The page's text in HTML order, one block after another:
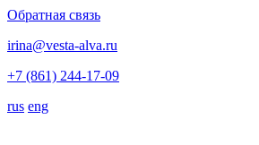
Обратная связь
irina@vesta-alva.ru
+7 (861) 244-17-09
rus eng